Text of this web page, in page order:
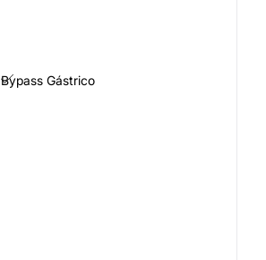
Bypass Gástrico